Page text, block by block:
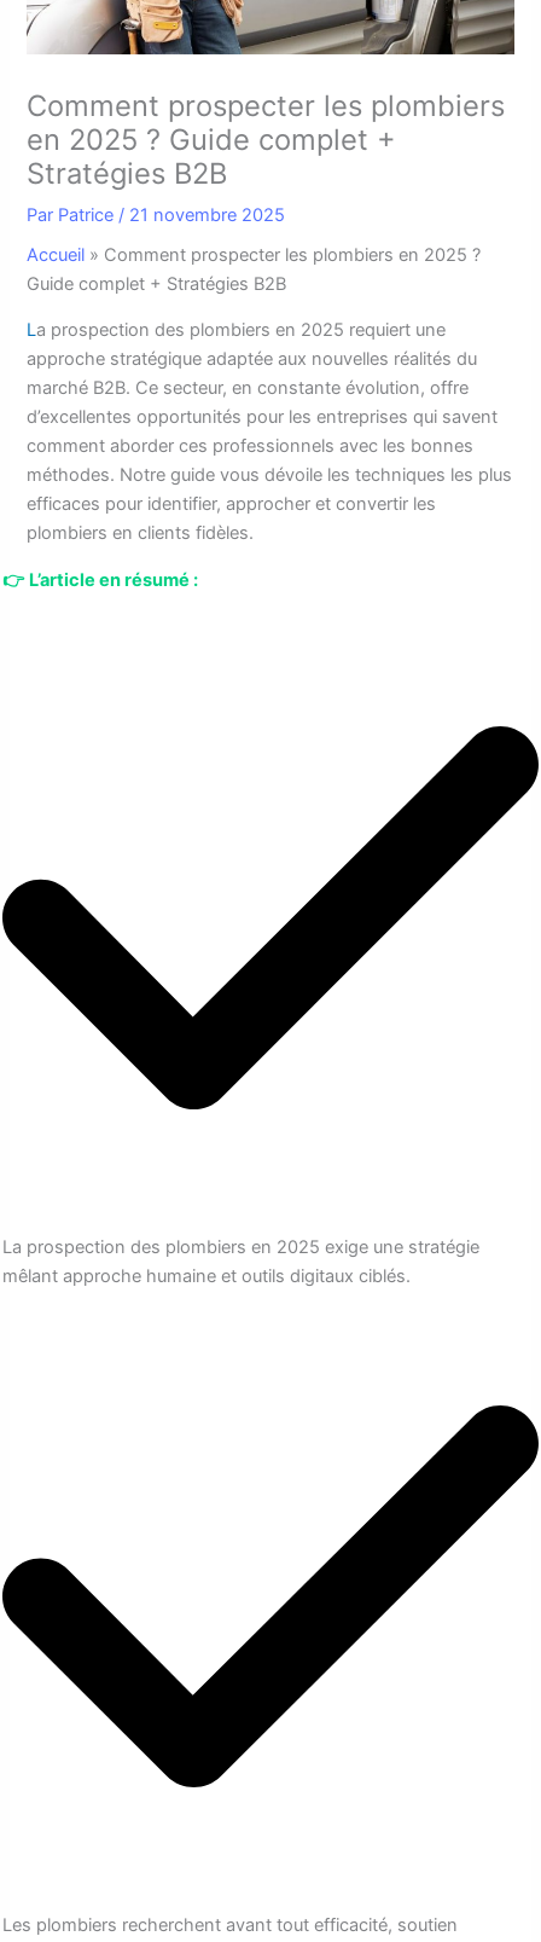
Comment prospecter les plombiers
en 2025 ? Guide complet +
Stratégies B2B
Par Patrice / 21 novembre 2025
Accueil » Comment prospecter les plombiers en 2025 ?
Guide complet + Stratégies B2B
La prospection des plombiers en 2025 requiert une
approche stratégique adaptée aux nouvelles réalités du
marché B2B. Ce secteur, en constante évolution, offre
d’excellentes opportunités pour les entreprises qui savent
comment aborder ces professionnels avec les bonnes
méthodes. Notre guide vous dévoile les techniques les plus
efficaces pour identifier, approcher et convertir les
plombiers en clients fidèles.
👉 L’article en résumé :
La prospection des plombiers en 2025 exige une stratégie
mêlant approche humaine et outils digitaux ciblés.
Les plombiers recherchent avant tout efficacité, soutien